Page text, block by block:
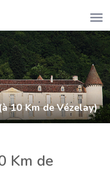
10 Km de Vézelay)
Km de